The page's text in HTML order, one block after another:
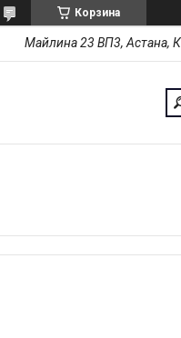
Корзина
Майлина 23 ВП3, Астана,